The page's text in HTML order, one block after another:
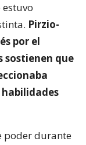
Pirzio-
por el
sostienen que
poder durante